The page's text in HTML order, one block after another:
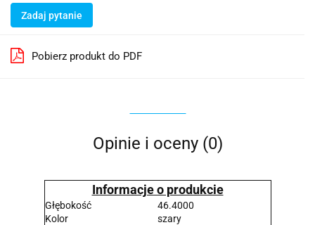
Zadaj pytanie
Pobierz produkt do PDF
Opinie i oceny (0)
Informacje o produkcie
Głębokość
46.4000
Kolor
szary